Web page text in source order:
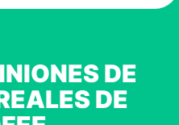
DE
DE